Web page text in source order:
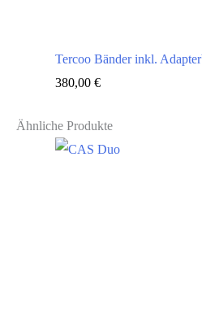
Tercoo Bänder inkl.
380,00 €
Ähnliche Produkte